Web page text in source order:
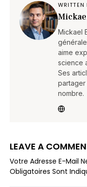
WRITTEN
Mickael
aime
science
Ses
partager
nombre.
LEAVE A
Votre Adresse E-Mail
Obligatoires Sont